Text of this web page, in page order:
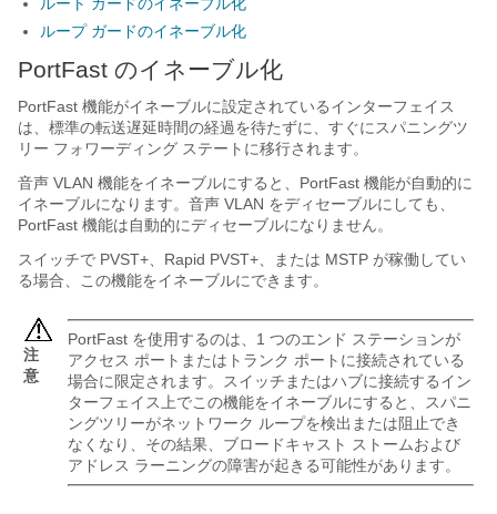
ループ ガードのイネーブル化
PortFast のイネーブル化
PortFast 機能がイネーブルに設定されているインターフェイス
は、標準の転送遅延時間の経過を待たずに、すぐにスパニングツ
リー フォワーディング ステートに移行されます。
音声 VLAN 機能をイネーブルにすると、PortFast 機能が自動的に
イネーブルになります。音声 VLAN をディセーブルにしても、
PortFast 機能は自動的にディセーブルになりません。
スイッチで PVST+、Rapid PVST+、または MSTP が稼働してい
る場合、この機能をイネーブルにできます。
注
意
PortFast を使用するのは、1 つのエンド ステーションが
アクセス ポートまたはトランク ポートに接続されている
場合に限定されます。スイッチまたはハブに接続するイン
ターフェイス上でこの機能をイネーブルにすると、スパニ
ングツリーがネットワーク ループを検出または阻止でき
なくなり、その結果、ブロードキャスト ストームおよび
アドレス ラーニングの障害が起きる可能性があります。